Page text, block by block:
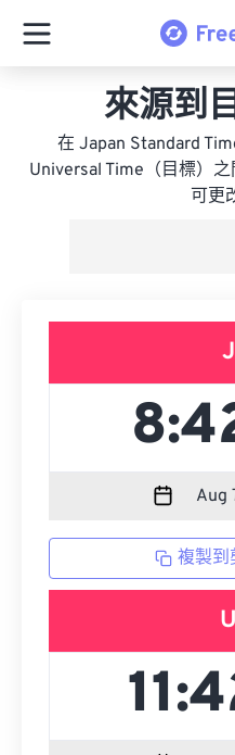
來源到
在 Japan Standard
Universal Time（目標）
可更
複製到